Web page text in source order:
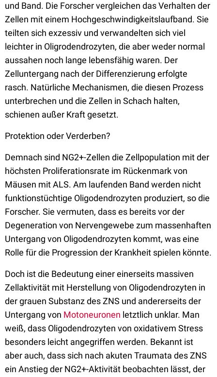
und Band. Die Forscher vergleichen das Verhalten der
Zellen mit einem Hochgeschwindigkeitslaufband. Sie
teilten sich exzessiv und verwandelten sich viel
leichter in Oligrodendrozyten, die aber weder normal
aussahen noch lange lebensfähig waren. Der
Zelluntergang nach der Differenzierung erfolgte
rasch. Natürliche Mechanismen, die diesen Prozess
unterbrechen und die Zellen in Schach halten,
schienen außer Kraft gesetzt.
Protektion oder Verderben?
Demnach sind NG2+-Zellen die Zellpopulation mit der
höchsten Proliferationsrate im Rückenmark von
Mäusen mit ALS. Am laufenden Band werden nicht
funktionstüchtige Oligodendrozyten produziert, so die
Forscher. Sie vermuten, dass es bereits vor der
Degeneration von Nervengewebe zum massenhaften
Untergang von Oligodendrozyten kommt, was eine
Rolle für die Progression der Krankheit spielen könnte.
Doch ist die Bedeutung einer einerseits massiven
Zellaktivität mit Herstellung von Oligodendrozyten in
der grauen Substanz des ZNS und andererseits der
Untergang von Motoneuronen letztlich unklar. Man
weiß, dass Oligodendrozyten von oxidativem Stress
besonders leicht angegriffen werden. Bekannt ist
aber auch, dass sich nach akuten Traumata des ZNS
ein Anstieg der NG2+-Aktivität beobachten lässt, der